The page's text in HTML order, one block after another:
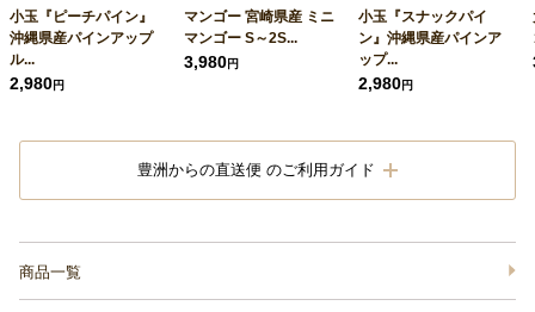
小玉『ピーチパイン』
沖縄県産パインアップ
ル...
2,980円
マンゴー 宮崎県産 ミニ
マンゴー S～2S...
3,980円
小玉『スナックパイ
ン』沖縄県産パインア
ップ...
2,980円
豊洲からの直送便 のご利用ガイド
商品一覧